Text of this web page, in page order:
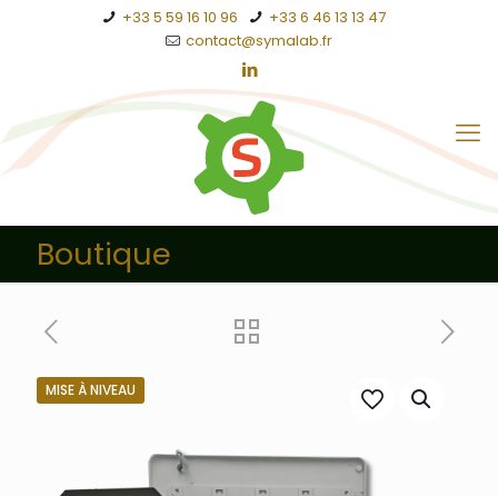
+33 5 59 16 10 96
+33 6 46 13 13 47
contact@symalab.fr
Boutique
MISE À NIVEAU